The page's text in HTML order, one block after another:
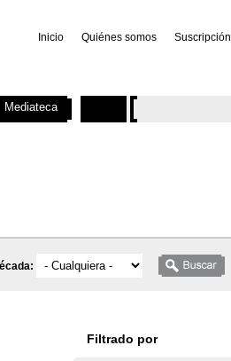
Inicio Quiénes somos Suscripción
Filtrado por
Mediateca